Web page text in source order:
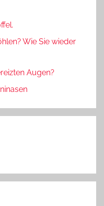
Wie Sie wieder
Augen?